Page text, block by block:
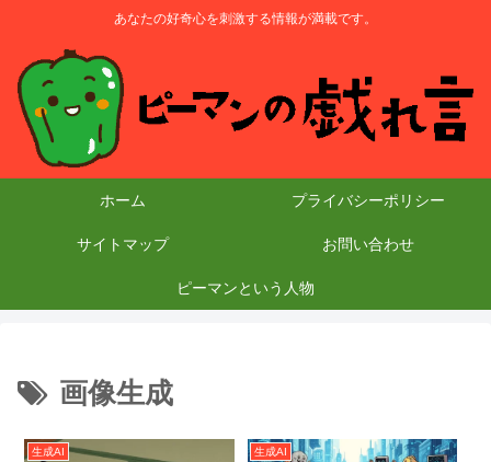
あなたの好奇心を刺激する情報が満載です。
ホーム プライバシーポリシー
サイトマップ お問い合わせ
ピーマンという人物
画像生成
生成AI 生成AI